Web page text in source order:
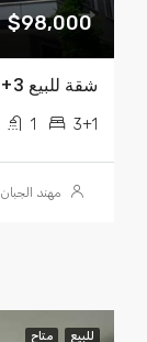
$98,000
شقة للبيع 3+1 شارع المعلمين$98.000
3+1
1
مهند الجبان
للبيع متاح